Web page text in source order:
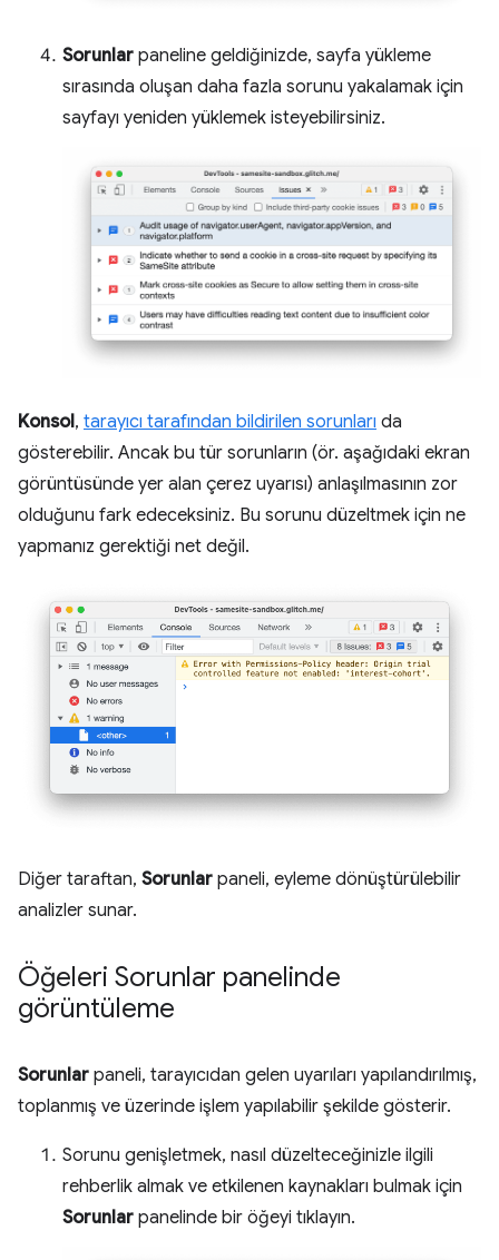
Sorunlar paneline geldiğinizde, sayfa yükleme
sırasında oluşan daha fazla sorunu yakalamak için
sayfayı yeniden yüklemek isteyebilirsiniz.
Konsol, tarayıcı tarafından bildirilen sorunları da
gösterebilir. Ancak bu tür sorunların (ör. aşağıdaki ekran
görüntüsünde yer alan çerez uyarısı) anlaşılmasının zor
olduğunu fark edeceksiniz. Bu sorunu düzeltmek için ne
yapmanız gerektiği net değil.
Diğer taraftan, Sorunlar paneli, eyleme dönüştürülebilir
analizler sunar.
Öğeleri Sorunlar panelinde
görüntüleme
Sorunlar paneli, tarayıcıdan gelen uyarıları yapılandırılmış,
toplanmış ve üzerinde işlem yapılabilir şekilde gösterir.
Sorunu genişletmek, nasıl düzelteceğinizle ilgili
rehberlik almak ve etkilenen kaynakları bulmak için
Sorunlar panelinde bir öğeyi tıklayın.